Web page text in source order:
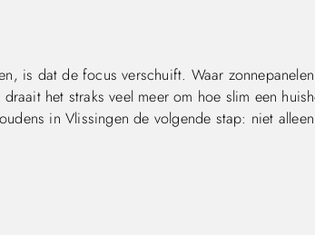
is dat de focus verschuift. Waar
het straks veel meer om hoe slim een
in Vlissingen de volgende stap: niet